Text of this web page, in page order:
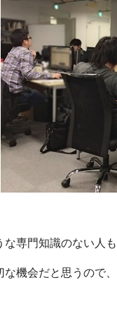
な専門知識のない人
機会だと思うので、